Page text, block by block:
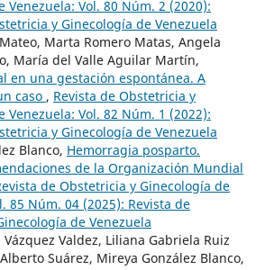
Venezuela: Vol. 80 Núm. 2 (2020):
y Ginecología de Venezuela
Marta Romero Matas, Angela
María del Valle Aguilar Martín,
en una gestación espontánea. A
caso , Revista de Obstetricia y
Venezuela: Vol. 82 Núm. 1 (2022):
y Ginecología de Venezuela
Blanco, Hemorragia posparto.
de la Organización Mundial
de Obstetricia y Ginecología de
85 Núm. 04 (2025): Revista de
de Venezuela
Valdez, Liliana Gabriela Ruiz
Suárez, Mireya González Blanco,